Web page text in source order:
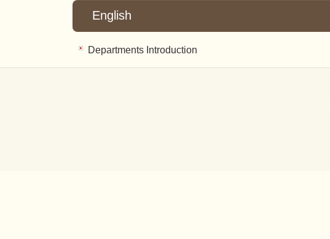
English
Departments Introduction